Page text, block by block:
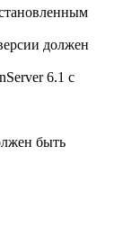
должен
6.1 с
быть